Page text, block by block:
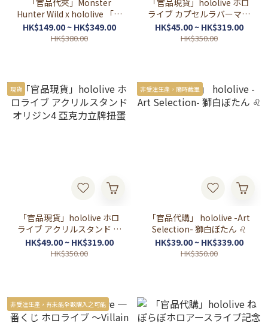
「官品代夾」Monster
Hunter Wild x hololive 「五
期生」 周邊 🍑♌🎪☃️ (桃鈴
ねね/ 獅白ぼたん/ 尾丸ポル
HK$149.00 ~ HK$349.00
HK$380.00
「官品現貨」hololive ホロ
ライブ カプセルラバーマス
コット オリジン4 橡膠掛件
扭蛋
HK$45.00 ~ HK$319.00
HK$350.00
現貨
「官品現貨」hololive ホロ
ライブ アクリルスタンド オ
リジン4 亞克力立牌扭蛋
HK$49.00 ~ HK$319.00
HK$350.00
非受注生產，隨時截單
「官品代購」 hololive -Art
Selection- 獅白ぼたん ♌
HK$39.00 ~ HK$339.00
HK$350.00
非受注生產，有未能全數購入之可能